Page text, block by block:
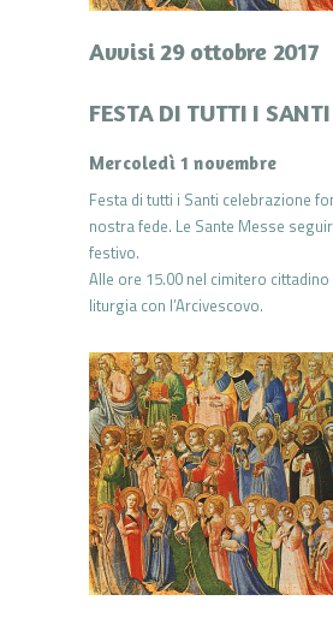
Avvisi 29 ottobre 2017
FESTA DI TUTTI I SANTI
Mercoledì 1 novembre
Festa di tutti i Santi celebrazione
nostra fede. Le Sante Messe
festivo.
Alle ore 15.00 nel cimitero cittadino
liturgia con l’Arcivescovo.